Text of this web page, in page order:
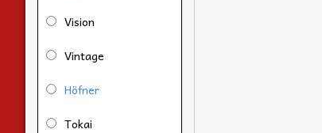
Vision
Vintage
Höfner
Tokai